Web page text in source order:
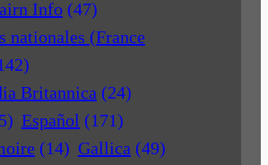
Info (47)
nationales (France
Britannica (24)
Español (171)
(14) Gallica (49)